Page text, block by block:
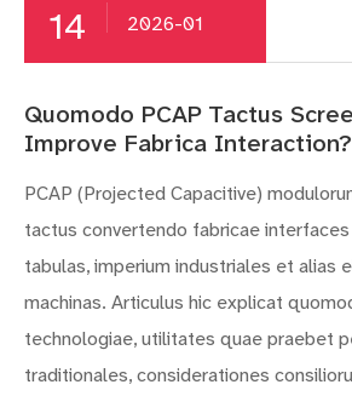
14 2026-01
Quomodo PCAP Tactus
Improve Fabrica Interaction?
PCAP (Projected Capacitive)
tactus convertendo fabricae
tabulas, imperium industriales et alias
machinas. Articulus hic explicat
technologiae, utilitates quae praebet
traditionales, considerationes